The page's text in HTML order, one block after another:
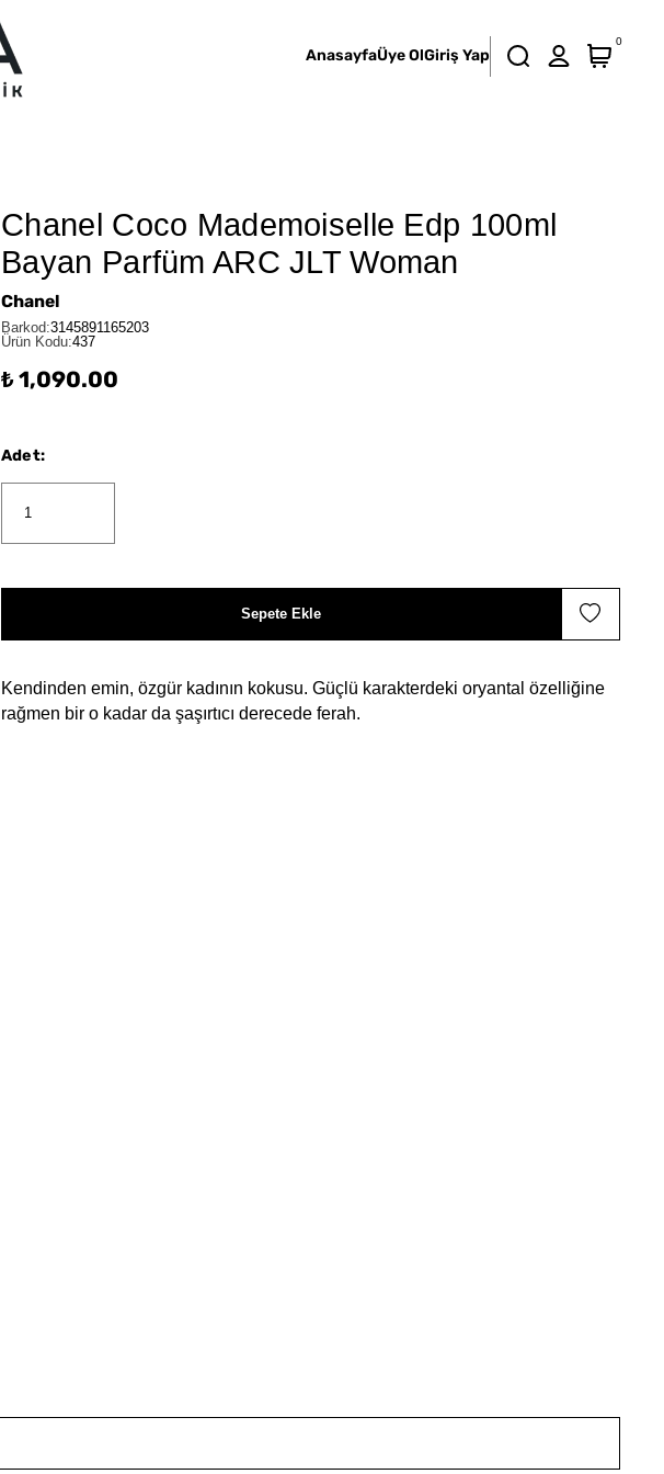
AnasayfaÜye OlGiriş Yap
0
Chanel Coco Mademoiselle Edp 100ml
Bayan Parfüm ARC JLT Woman
Chanel
Barkod:3145891165203
Ürün Kodu:437
₺ 1,090.00
Kendinden emin, özgür kadının kokusu. Güçlü karakterdeki oryantal özelliğine
rağmen bir o kadar da şaşırtıcı derecede ferah.
Adet:
Sepete Ekle